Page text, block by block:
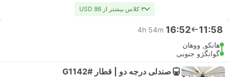
۳ کلاس بیشتر از USD 86
11:58
16:52
4h 54m
هانکو, ووهان
گوانگژو جنوبی
صندلی درجه دو | قطار #G1142